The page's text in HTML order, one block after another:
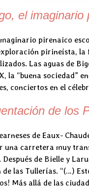
el
pirenaico
pirineísta, la
Las aguas de
la “buena sociedad”
conciertos en el
de los
de Eaux-
una carretera muy
Después de Bielle y
las Tullerías. “(…)
Más allá de las